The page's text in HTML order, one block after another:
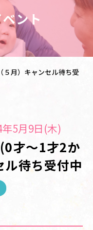
ント
月）キャンセル待ち受
5月9日(木)
才～1才2か
待ち受付中